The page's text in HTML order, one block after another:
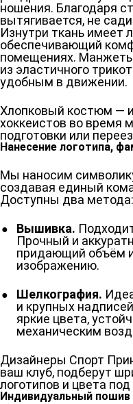
ношения. Благодаря
вытягивается, не
Изнутри ткань имеет
обеспечивающий
помещениях.
из эластичного
удобным в движении.
Хлопковый костюм —
хоккеистов во время
подготовки или
Нанесение логотипа,
Мы наносим
создавая единый
Доступны два метода:
Вышивка.
Прочный и
придающий объём
изображению.
Шелкография.
и крупных
яркие цвета,
механическим
Дизайнеры Спорт
ваш клуб, подберут
логотипов и цвета
Индивидуальный пошив